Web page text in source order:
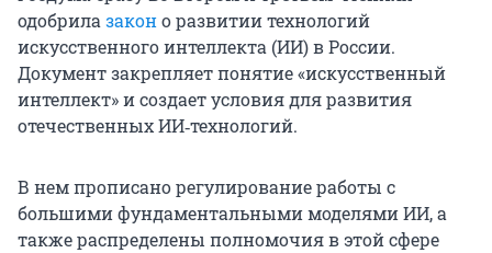
одобрилазаконо развитии технологий
искусственного интеллекта (ИИ) в России.
Документ закрепляет понятие «искусственный
интеллект» и создает условия для развития
отечественных ИИ‑технологий.
В нем прописано регулирование работы с
большими фундаментальными моделями ИИ, а
также распределены полномочия в этой сфере